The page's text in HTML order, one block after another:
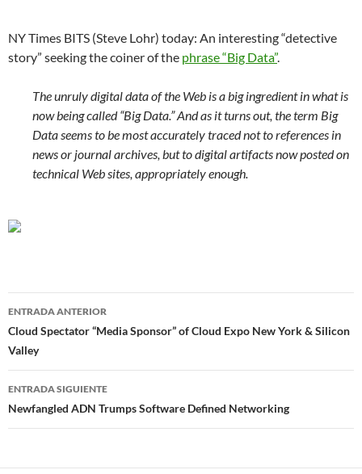
NY Times BITS (Steve Lohr) today: An interesting “detective
story” seeking the coiner of the phrase “Big Data”.
The unruly digital data of the Web is a big ingredient in what is
now being called “Big Data.” And as it turns out, the term Big
Data seems to be most accurately traced not to references in
news or journal archives, but to digital artifacts now posted on
technical Web sites, appropriately enough.
Navegador
de
entradas
ENTRADA ANTERIOR
Cloud Spectator “Media Sponsor” of Cloud Expo New York & Silicon
Valley
ENTRADA SIGUIENTE
Newfangled ADN Trumps Software Defined Networking